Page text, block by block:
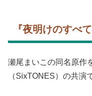
『夜明けのすべて
瀬尾まいこの同名原作
（SixTONES）の共演